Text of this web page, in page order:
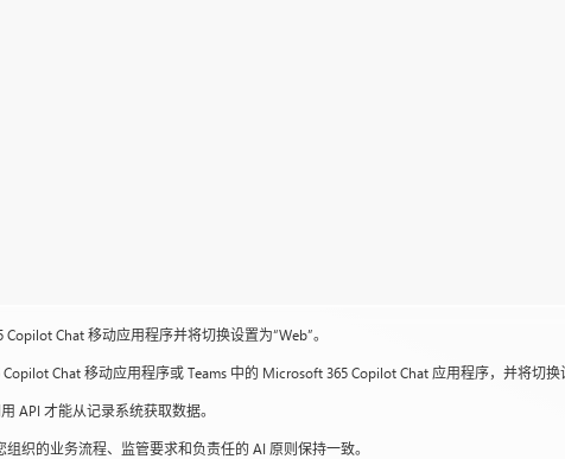
Chat 移动应用程序并将切换设置为“Web”。
Chat 移动应用程序或 Teams 中的 Microsoft 365 Copilot Chat 应用程序，并将切换
API 才能从记录系统获取数据。
织的业务流程、监管要求和负责任的 AI 原则保持一致。